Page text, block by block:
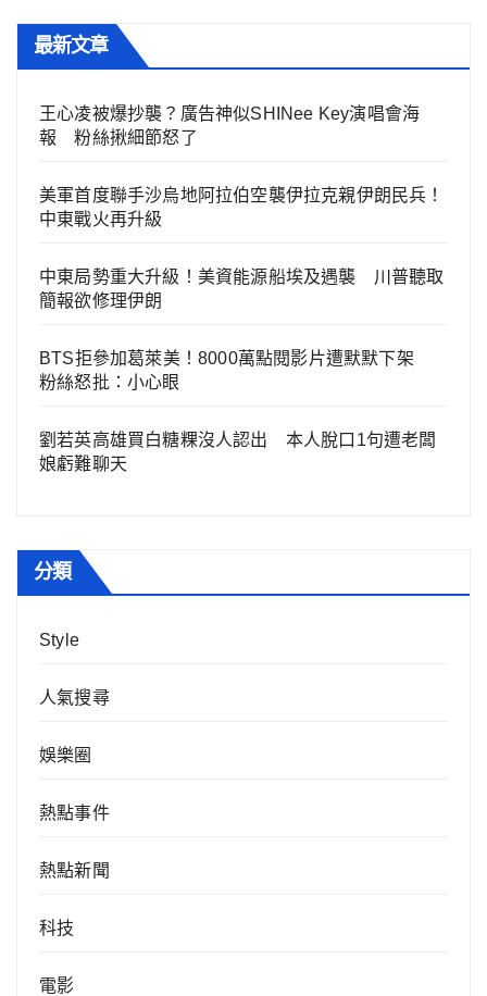
最新文章
王心凌被爆抄襲？廣告神似SHINee Key演唱會海
報 粉絲揪細節怒了
美軍首度聯手沙烏地阿拉伯空襲伊拉克親伊朗民兵！
中東戰火再升級
中東局勢重大升級！美資能源船埃及遇襲 川普聽取
簡報欲修理伊朗
BTS拒參加葛萊美！8000萬點閱影片遭默默下架
粉絲怒批：小心眼
劉若英高雄買白糖粿沒人認出 本人脫口1句遭老闆
娘虧難聊天
分類
Style
人氣搜尋
娛樂圈
熱點事件
熱點新聞
科技
電影